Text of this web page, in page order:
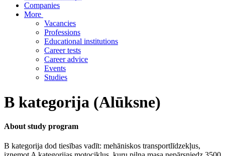
Companies
More
Vacancies
Professions
Educational institutions
Career tests
Career advice
Events
Studies
B kategorija (Alūksne)
About study program
B kategorija dod tiesības vadīt: mehāniskos transportlīdzekļus,